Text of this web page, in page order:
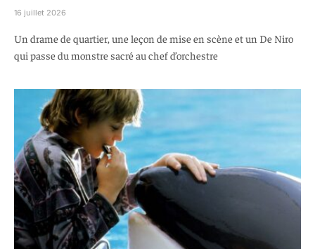
16 juillet 2026
Un drame de quartier, une leçon de mise en scène et un De Niro
qui passe du monstre sacré au chef d’orchestre